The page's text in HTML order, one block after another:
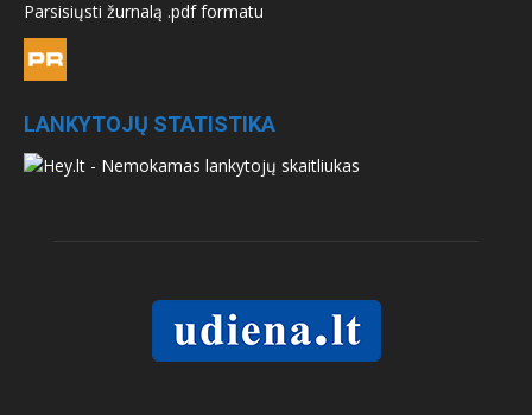
Parsisiųsti žurnalą .pdf formatu
LANKYTOJŲ STATISTIKA